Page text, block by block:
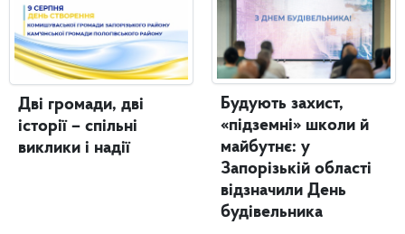
Дві громади, дві
історії – спільні
виклики і надії
Будують захист,
«підземні» школи й
майбутнє: у
Запорізькій області
відзначили День
будівельника